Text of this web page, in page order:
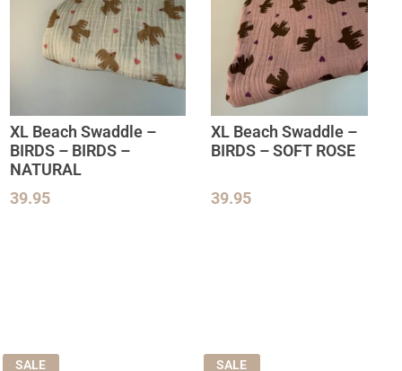
XL Beach Swaddle –
BIRDS – BIRDS –
NATURAL
39.95
XL Beach Swaddle –
BIRDS – SOFT ROSE
39.95
SALE SALE